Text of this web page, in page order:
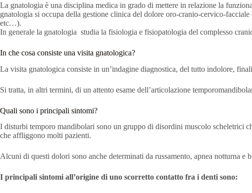
La gnatologia è una disciplina medica in grado di mettere in relazione la
gnatologia si occupa della gestione clinica del dolore oro-cranio-cervico-
etc…).
In generale la gnatologia studia la fisiologia e fisiopatologia del complesso
In che cosa consiste una visita gnatologica?
La visita gnatologica consiste in un’indagine diagnostica, del tutto indolore,
Si tratta, in altri termini, di un attento esame dell’articolazione
Quali sono i principali sintomi?
I disturbi temporo mandibolari sono un gruppo di disordini muscolo scheletrici
che affliggono molti pazienti.
Alcuni di questi dolori sono anche determinati da russamento, apnea notturna e
I principali sintomi all’origine di uno scorretto contatto fra i denti sono: